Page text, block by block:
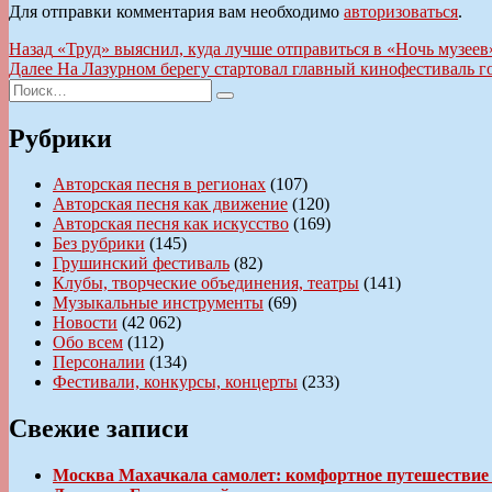
Для отправки комментария вам необходимо авторизоваться.
Навигация
по
записям
Назад Предыдущая
запись:
«Труд» выяснил, куда лучше отправиться в «Ночь
Далее Следующая
На Лазурном берегу стартовал главный кинофестиваль
Искать:
Поиск
Рубрики
Авторская песня в регионах (107)
Авторская песня как движение (120)
Авторская песня как искусство (169)
Без рубрики (145)
Грушинский фестиваль (82)
Клубы, творческие объединения, театры (141)
Музыкальные инструменты (69)
Новости (42 062)
Обо всем (112)
Персоналии (134)
Фестивали, конкурсы, концерты (233)
Свежие записи
Москва Махачкала самолет: комфортное